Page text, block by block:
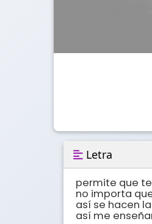
Letra
permite que
no importa
así se hacen
así me